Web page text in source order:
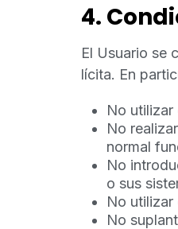
4.
El Usuario se
lícita. En
No
No
normal
No
o sus
No
No